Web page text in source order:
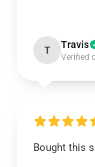
T Travis
Verified
Bought this